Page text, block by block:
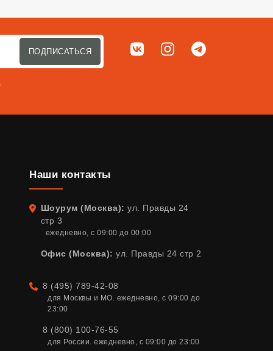
ПОДПИСАТЬСЯ Мы в соц. сетях
ВКонтактеInstagramTelegram
Наши контакты
Адрес
Шоурум (Москва): ул. Правды 24
стр 3
ежедневно, с 09:00 до 00:00
Офис (Москва): ул. Правды 24 стр 2
Телефон
8 (495) 789-42-08
для Москвы и МО. ежедневно, с 09:00 до
23:00
8 (800) 100-76-55
для России. ежедневно, с 09:00 до 23:00